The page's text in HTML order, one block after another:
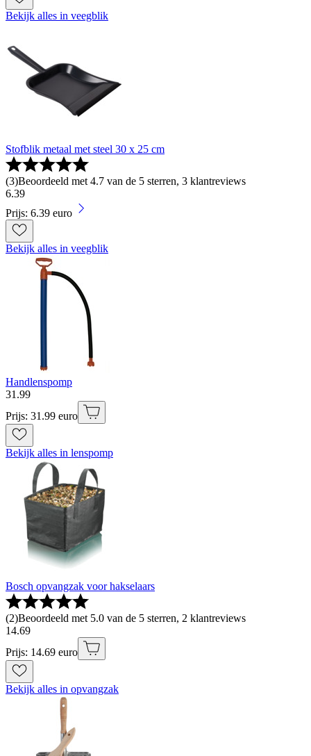
Bekijk alles in veegblik
Stofblik metaal met steel 30 x 25 cm
(3)Beoordeeld met 4.7 van de 5 sterren, 3 klantreviews
6.39
Prijs: 6.39 euro
Bekijk alles in veegblik
Handlenspomp
31 .99
Prijs: 31.99 euro
Bekijk alles in lenspomp
Bosch opvangzak voor hakselaars
(2)Beoordeeld met 5.0 van de 5 sterren, 2 klantreviews
14.69
Prijs: 14.69 euro
Bekijk alles in opvangzak